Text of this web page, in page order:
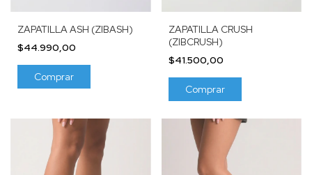
ZAPATILLA ASH (ZIBASH)
$44.990,00
Comprar
ZAPATILLA CRUSH
(ZIBCRUSH)
$41.500,00
Comprar